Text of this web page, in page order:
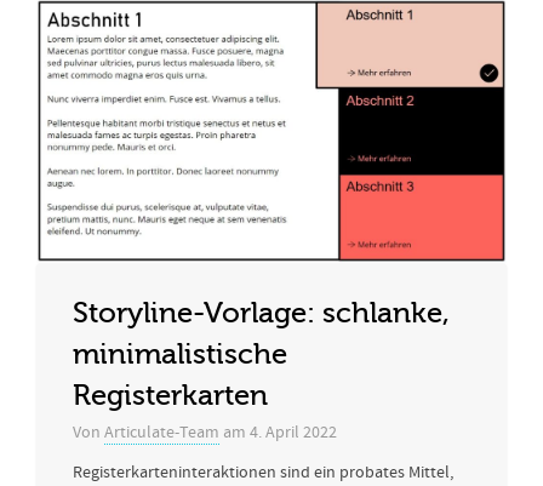
Storyline-Vorlage: schlanke,
minimalistische
Registerkarten
Von Articulate-Team am 4. April 2022
Registerkarteninteraktionen sind ein probates Mittel,